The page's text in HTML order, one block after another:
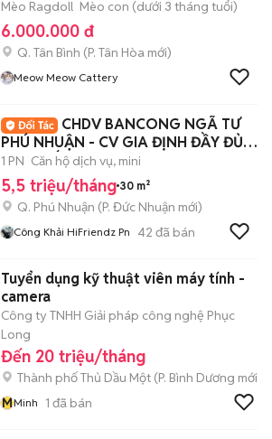
Mèo Ragdoll Mèo con (dưới 3 tháng tuổi)
6.000.000 đ
Q. Tân Bình (P. Tân Hòa mới)
Meow Meow Cattery
CHDV BANCONG NGÃ TƯ
PHÚ NHUẬN - CV GIA ĐỊNH ĐẦY ĐỦ
NỘI THẤT
1 PN Căn hộ dịch vụ, mini
5,5 triệu/tháng 30 m²
Q. Phú Nhuận (P. Đức Nhuận mới)
Công Khải HiFriendz Pn 42 đã bán
Tuyển dụng kỹ thuật viên máy tính -
camera
Công ty TNHH Giải pháp công nghệ Phục
Long
Đến 20 triệu/tháng
Thành phố Thủ Dầu Một (P. Bình Dương mới)
MMinh 1 đã bán